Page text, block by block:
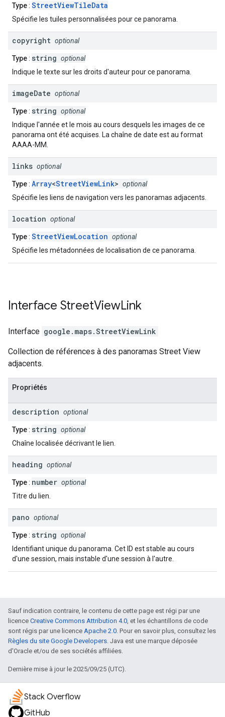
Type: StreetViewTileData
Spécifie les tuiles personnalisées pour ce panorama.
copyright optional
Type: string optional
Indique le texte sur les droits d'auteur pour ce panorama.
imageDate optional
Type: string optional
Indique l'année et le mois au cours desquels les images de ce
panorama ont été acquises. La chaîne de date est au format
AAAA-MM.
links optional
Type: Array<StreetViewLink> optional
Spécifie les liens de navigation vers les panoramas adjacents.
location optional
Type: StreetViewLocation optional
Spécifie les métadonnées de localisation de ce panorama.
Interface StreetViewLink
Interface google.maps.StreetViewLink
Collection de références à des panoramas Street View
adjacents.
Propriétés
description optional
Type: string optional
Chaîne localisée décrivant le lien.
heading optional
Type: number optional
Titre du lien.
pano optional
Type: string optional
Identifiant unique du panorama. Cet ID est stable au cours
d'une session, mais instable d'une session à l'autre.
Sauf indication contraire, le contenu de cette page est régi par une
licence Creative Commons Attribution 4.0, et les échantillons de code
sont régis par une licence Apache 2.0. Pour en savoir plus, consultez les
Règles du site Google Developers. Java est une marque déposée
d'Oracle et/ou de ses sociétés affiliées.
Dernière mise à jour le 2025/09/25 (UTC).
Stack Overflow
GitHub